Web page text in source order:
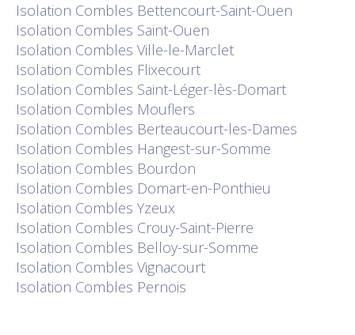
Isolation Combles Bettencourt-Saint-Ouen
Isolation Combles Saint-Ouen
Isolation Combles Ville-le-Marclet
Isolation Combles Flixecourt
Isolation Combles Saint-Léger-lès-Domart
Isolation Combles Mouflers
Isolation Combles Berteaucourt-les-Dames
Isolation Combles Hangest-sur-Somme
Isolation Combles Bourdon
Isolation Combles Domart-en-Ponthieu
Isolation Combles Yzeux
Isolation Combles Crouy-Saint-Pierre
Isolation Combles Belloy-sur-Somme
Isolation Combles Vignacourt
Isolation Combles Pernois